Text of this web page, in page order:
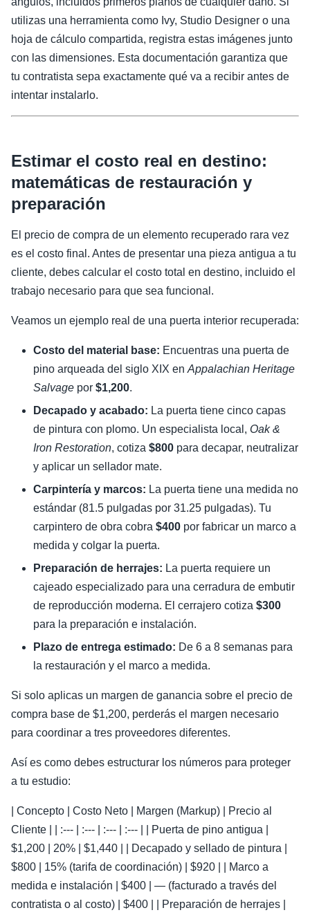
utilizas una herramienta como Ivy, Studio Designer o una
hoja de cálculo compartida, registra estas imágenes junto
con las dimensiones. Esta documentación garantiza que
tu contratista sepa exactamente qué va a recibir antes de
intentar instalarlo.
Estimar el costo real en destino:
matemáticas de restauración y
preparación
El precio de compra de un elemento recuperado rara vez
es el costo final. Antes de presentar una pieza antigua a tu
cliente, debes calcular el costo total en destino, incluido el
trabajo necesario para que sea funcional.
Veamos un ejemplo real de una puerta interior recuperada:
Costo del material base: Encuentras una puerta de
pino arqueada del siglo XIX en Appalachian Heritage
Salvage por $1,200.
Decapado y acabado: La puerta tiene cinco capas
de pintura con plomo. Un especialista local, Oak &
Iron Restoration, cotiza $800 para decapar, neutralizar
y aplicar un sellador mate.
Carpintería y marcos: La puerta tiene una medida no
estándar (81.5 pulgadas por 31.25 pulgadas). Tu
carpintero de obra cobra $400 por fabricar un marco a
medida y colgar la puerta.
Preparación de herrajes: La puerta requiere un
cajeado especializado para una cerradura de embutir
de reproducción moderna. El cerrajero cotiza $300
para la preparación e instalación.
Plazo de entrega estimado: De 6 a 8 semanas para
la restauración y el marco a medida.
Si solo aplicas un margen de ganancia sobre el precio de
compra base de $1,200, perderás el margen necesario
para coordinar a tres proveedores diferentes.
Así es como debes estructurar los números para proteger
a tu estudio:
| Concepto | Costo Neto | Margen (Markup) | Precio al
Cliente | | :--- | :--- | :--- | :--- | | Puerta de pino antigua |
$1,200 | 20% | $1,440 | | Decapado y sellado de pintura |
$800 | 15% (tarifa de coordinación) | $920 | | Marco a
medida e instalación | $400 | — (facturado a través del
contratista o al costo) | $400 | | Preparación de herrajes |